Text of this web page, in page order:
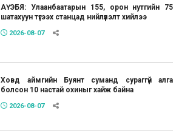
АҮЭБЯ: Улаанбаатарын 155, орон нутгийн 75
шатахуун түгээх станцад нийлүүлэлт хийлээ
2026-08-07
Ховд аймгийн Буянт суманд сураггүй алга
болсон 10 настай охиныг хайж байна
2026-08-07